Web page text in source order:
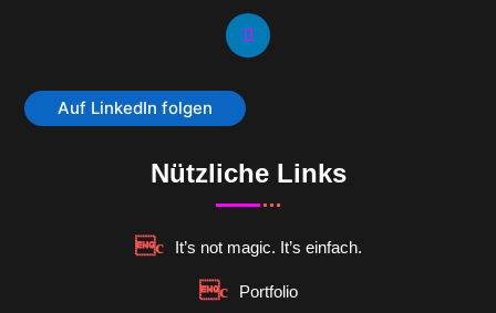
Auf LinkedIn folgen
Nützliche Links
It’s not magic. It’s einfach.
Portfolio